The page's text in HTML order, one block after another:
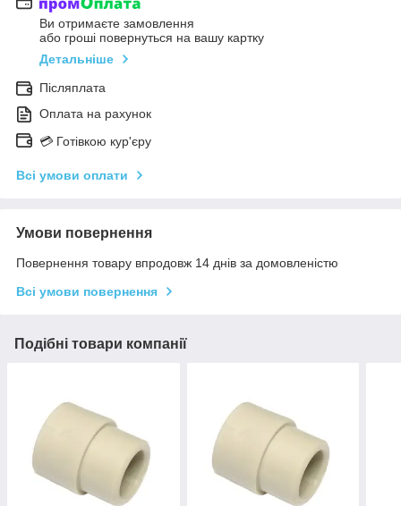
Ви отримаєте замовлення
або гроші повернуться на вашу картку
Детальніше
Післяплата
Оплата на рахунок
💳 Готівкою кур'єру
Всі умови оплати
Умови повернення
Повернення товару впродовж 14 днів за домовленістю
Всі умови повернення
Подібні товари компанії